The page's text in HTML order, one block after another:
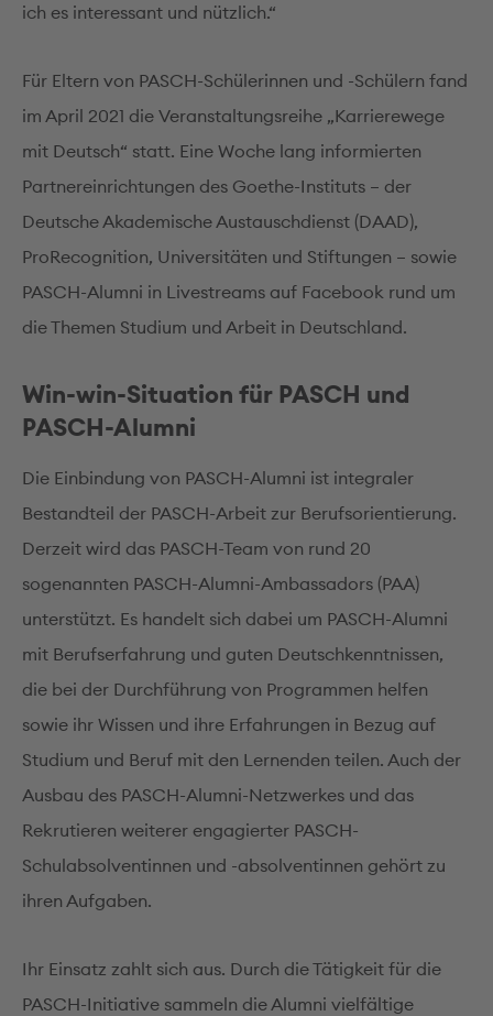
ich es interessant und nützlich.“
Für Eltern von PASCH-Schülerinnen und -Schülern fand
im April 2021 die Veranstaltungsreihe „Karrierewege
mit Deutsch“ statt. Eine Woche lang informierten
Partnereinrichtungen des Goethe-Instituts – der
Deutsche Akademische Austauschdienst (DAAD),
ProRecognition, Universitäten und Stiftungen – sowie
PASCH-Alumni in Livestreams auf Facebook rund um
die Themen Studium und Arbeit in Deutschland.
Win-win-Situation für PASCH und
PASCH-Alumni
Die Einbindung von PASCH-Alumni ist integraler
Bestandteil der PASCH-Arbeit zur Berufsorientierung.
Derzeit wird das PASCH-Team von rund 20
sogenannten PASCH-Alumni-Ambassadors (PAA)
unterstützt. Es handelt sich dabei um PASCH-Alumni
mit Berufserfahrung und guten Deutschkenntnissen,
die bei der Durchführung von Programmen helfen
sowie ihr Wissen und ihre Erfahrungen in Bezug auf
Studium und Beruf mit den Lernenden teilen. Auch der
Ausbau des PASCH-Alumni-Netzwerkes und das
Rekrutieren weiterer engagierter PASCH-
Schulabsolventinnen und -absolventinnen gehört zu
ihren Aufgaben.
Ihr Einsatz zahlt sich aus. Durch die Tätigkeit für die
PASCH-Initiative sammeln die Alumni vielfältige